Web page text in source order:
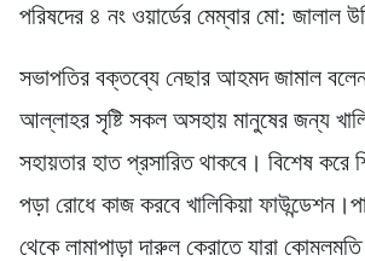
পরিষদের ৪ নং ওয়ার্ডের মেম্বার মো: জালাল
সভাপতির বক্তব্যে নেছার আহমদ জামাল বলেন,
আল্লাহর সৃষ্টি সকল অসহায় মানুষের জন্য
সহায়তার হাত প্রসারিত থাকবে। বিশেষ করে
পড়া রোধে কাজ করবে খালিকিয়া
থেকে লামাপাড়া দারুল কেরাতে যারা কোমলমতি